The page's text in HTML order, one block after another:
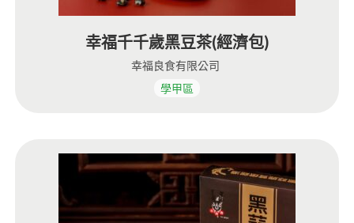
幸福千千歲黑豆茶(經濟包)
幸福良食有限公司
學甲區